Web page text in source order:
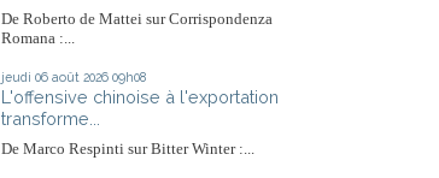
De Roberto de Mattei sur Corrispondenza
Romana :...
jeudi 06 août 2026 09h08
L'offensive chinoise à l'exportation
transforme...
De Marco Respinti sur Bitter Winter :...